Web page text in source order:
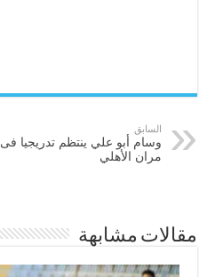
السابق
وسام أبو علي ينتظم تدريجيا فى
مران الأهلي
مقالات مشابهة